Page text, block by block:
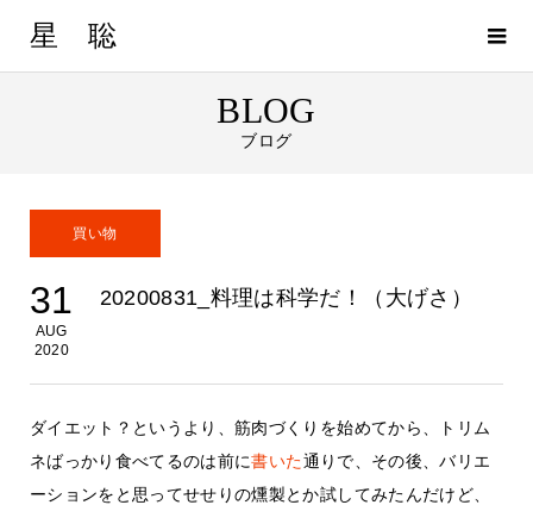
星 聡
BLOG
ブログ
買い物
31
AUG
2020
20200831_料理は科学だ！（大げさ）
ダイエット？というより、筋肉づくりを始めてから、トリム
ネばっかり食べてるのは前に書いた通りで、その後、バリエ
ーションをと思ってせせりの燻製とか試してみたんだけど、